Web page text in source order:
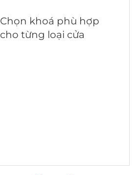
Chọn khoá phù hợp
cho từng loại cửa